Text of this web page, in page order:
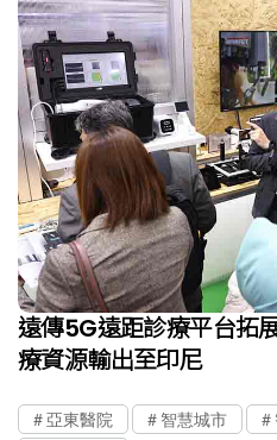
遠傳5G遠距診療平台拓
療資源輸出至印尼
亞東醫院 智慧城市